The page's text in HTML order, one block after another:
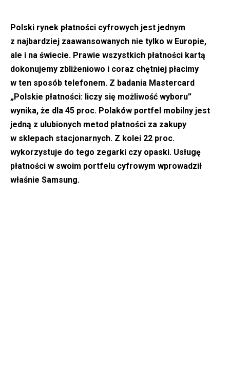
Polski rynek płatności cyfrowych jest jednym
z najbardziej zaawansowanych nie tylko w Europie,
ale i na świecie. Prawie wszystkich płatności kartą
dokonujemy zbliżeniowo i coraz chętniej płacimy
w ten sposób telefonem. Z badania Mastercard
„Polskie płatności: liczy się możliwość wyboru”
wynika, że dla 45 proc. Polaków portfel mobilny jest
jedną z ulubionych metod płatności za zakupy
w sklepach stacjonarnych. Z kolei 22 proc.
wykorzystuje do tego zegarki czy opaski. Usługę
płatności w swoim portfelu cyfrowym wprowadził
właśnie Samsung.